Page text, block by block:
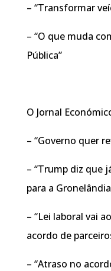
– “Transformar
– “O que muda
Pública”
O Jornal
– “Governo quer
– “Trump diz que
para a
– “Lei laboral vai
acordo de
– “Atraso no